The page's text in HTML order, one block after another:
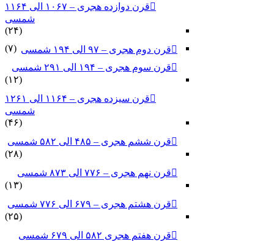
قرن دوازده هجری – ۱۰۶۷ الی ۱۱۶۴
شمسی
(۲۴)
قرن دوم هجری – ۹۷ الی ۱۹۴ شمسی
(۷)
قرن سوم هجری – ۱۹۴ الی ۲۹۱ شمسی
(۱۲)
قرن سیزده هجری – ۱۱۶۴ الی ۱۲۶۱
شمسی
(۴۶)
قرن ششم هجری – ۴۸۵ الی ۵۸۲ شمسی
(۲۸)
قرن نهم هجری – ۷۷۶ الی ۸۷۳ شمسی
(۱۳)
قرن هشتم هجری – ۶۷۹ الی ۷۷۶ شمسی
(۲۵)
قرن هفتم هجری ۵۸۲ الی ۶۷۹ شمسی